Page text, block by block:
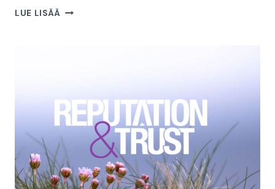
LUE LISÄÄ KANSAINVÄLISTYMISEMME
RANSKA